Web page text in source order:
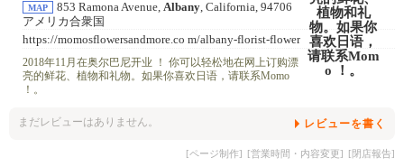
MAP 853 Ramona Avenue, Albany, California, 94706
アメリカ合衆国
https://momosflowersandmore.co m/albany-florist-flower
-delive ry/
2018年11月在奥尔巴尼开业 ！ 你可以轻松地在网上订购漂
亮的鲜花、植物和礼物。如果你喜欢日语，请联系Momo
！。
まだレビューはありません。 レビューを書く
[ページ制作] [営業時間・内容変更] [閉店報告]